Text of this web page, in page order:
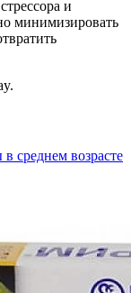
и
минимизировать
среднем возрасте